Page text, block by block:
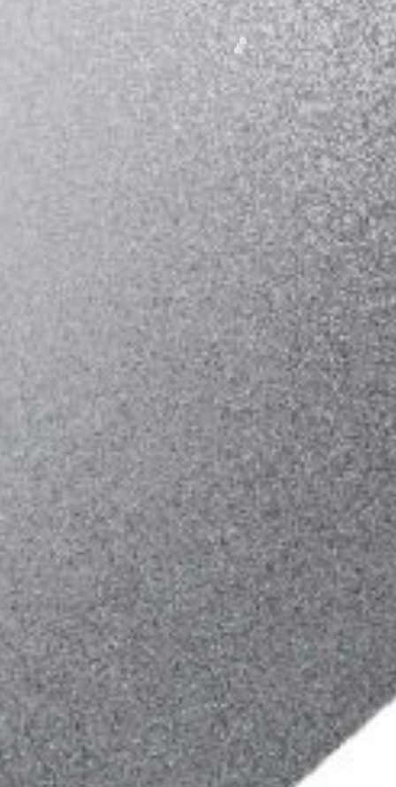
此次展览是艺术家刘佳玉将装置作品《海浪》于虚拟空间Cryptovox
els中的一次延伸与尝试。艺术家延续和发展了此前的思路，物理世界
的海浪数据将被转化为数字像素块，并不间断地冲刷在虚拟的边界
现实世界中海洋的边界显而易见，例如延绵的海岸线或者堤坝。然而
虚拟世界中，数字地块之间透明的“墙壁”，却被构筑于无形之间。当
三维建筑的墙体是界定虚拟空间天然的边界时，在元宇宙的陆地上呈
现的一方数字海域则是在强调对虚拟边界的注视。艺术家尝试从无边
无垠的反面来挖掘海洋的可能性——海塘，作品探索了海与岸的边
界，无限与有限的边界，虚拟与现实的边界。